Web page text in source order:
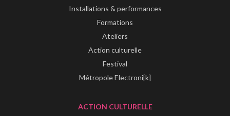
Installations & performances
Formations
Ateliers
Action culturelle
Festival
Métropole Electroni[k]
ACTION CULTURELLE